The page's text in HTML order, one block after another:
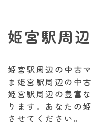
姫宮駅周
姫宮駅周辺の中古
ま姫宮駅周辺の中
姫宮駅周辺の豊富
ります。あなたの
させてください。